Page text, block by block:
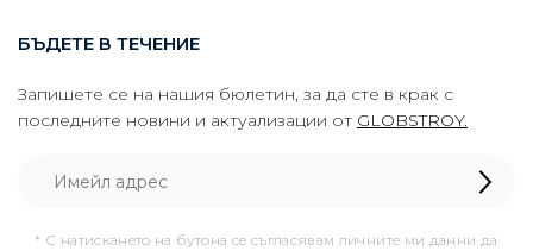
БЪДЕТЕ В ТЕЧЕНИЕ
Запишете се на нашия бюлетин, за да сте в крак с
последните новини и актуализации от GLOBSTROY.
* С натискането на бутона се съгласявам личните ми данни да